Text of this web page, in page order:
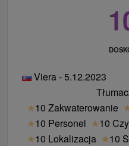
Viera - 5.12.2023
★10 Zakwaterowanie
★10 Personel ★10
★10 Lokalizacja ★10